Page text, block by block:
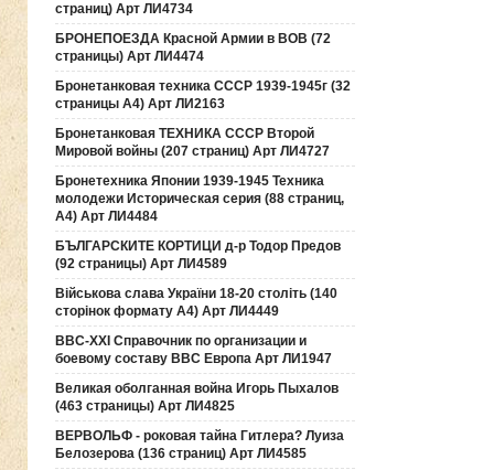
страниц) Арт ЛИ4734
БРОНЕПОЕЗДА Красной Армии в ВОВ (72
страницы) Арт ЛИ4474
Бронетанковая техника СССР 1939-1945г (32
страницы А4) Арт ЛИ2163
Бронетанковая ТЕХНИКА СССР Второй
Мировой войны (207 страниц) Арт ЛИ4727
Бронетехника Японии 1939-1945 Техника
молодежи Историческая серия (88 страниц,
А4) Арт ЛИ4484
БЪЛГАРСКИТЕ КОРТИЦИ д-р Тодор Предов
(92 страницы) Арт ЛИ4589
Військова слава України 18-20 століть (140
сторінок формату А4) Арт ЛИ4449
ВВС-ХХI Справочник по организации и
боевому составу ВВС Европа Арт ЛИ1947
Великая оболганная война Игорь Пыхалов
(463 страницы) Арт ЛИ4825
ВЕРВОЛЬФ - роковая тайна Гитлера? Луиза
Белозерова (136 страниц) Арт ЛИ4585